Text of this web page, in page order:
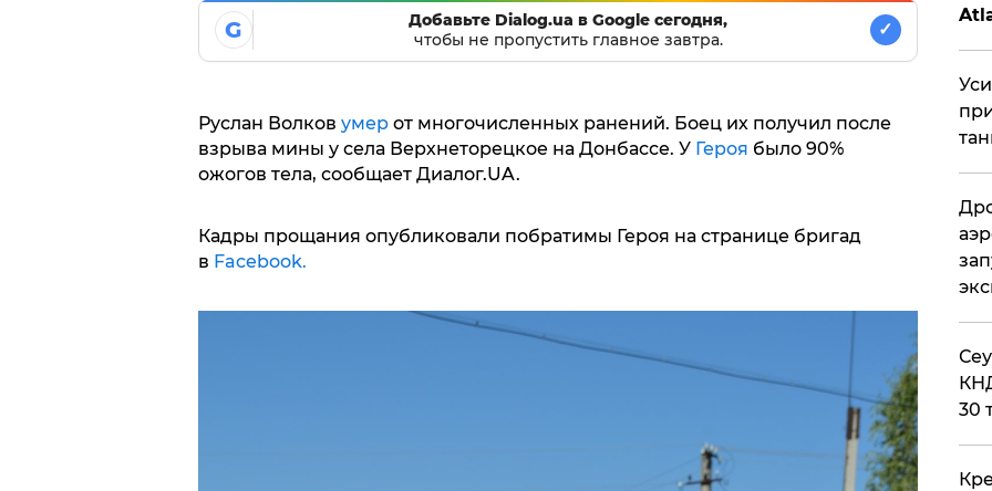
G
Добавьте Dialog.ua в Google сегодня,
чтобы не пропустить главное завтра.
✓
Руслан Волков умерот многочисленных ранений. Боец их получил после
взрыва мины у села Верхнеторецкое на Донбассе. УГероя было 90%
ожогов тела, сообщает Диалог.UA.
Кадры прощания опубликовали побратимы Героя на странице бригад
в Facebook.
30